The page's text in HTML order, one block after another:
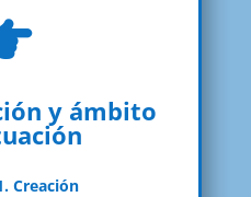
y ámbito
Creación